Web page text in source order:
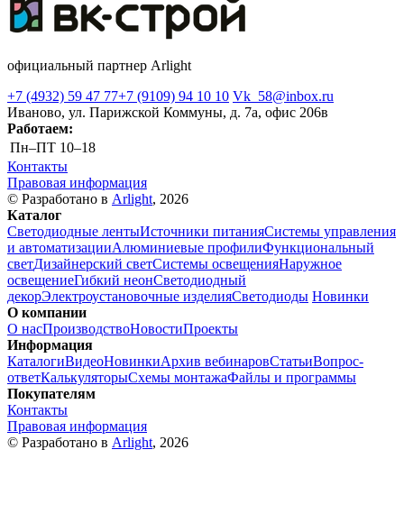
официальный партнер Arlight
+7 (4932) 59 47 77+7 (9109) 94 10 10 Vk_58@inbox.ru
Иваново, ул. Парижской Коммуны, д. 7а, офис 206в
Работаем:
Пн–ПТ 10–18
Контакты
Правовая информация
© Разработано в Arlight, 2026
Каталог
Светодиодные лентыИсточники питанияСистемы управления
и автоматизацииАлюминиевые профилиФункциональный
светДизайнерский светСистемы освещенияНаружное
освещениеГибкий неонСветодиодный
декорЭлектроустановочные изделияСветодиоды Новинки
О компании
О насПроизводствоНовостиПроекты
Информация
КаталогиВидеоНовинкиАрхив вебинаровСтатьиВопрос-
ответКалькуляторыСхемы монтажаФайлы и программы
Покупателям
Контакты
Правовая информация
© Разработано в Arlight, 2026